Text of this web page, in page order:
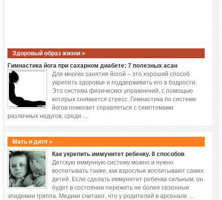
Здоровый образ жизни »
Гимнастика йога при сахарном диабете: 7 полезных асан
Для многих занятия йогой – это хороший способ
укрепить здоровье и поддерживать его в бодрости.
Это система физических упражнений, с помощью
которых снимается стресс. Гимнастика по системе
йогов помогает справляться с симптомами
различных недугов, среди …
Мать и дитя »
Как укрепить иммунитет ребенку. 8 способов
Детскую иммунную систему можно и нужно
воспитывать также, как взрослые воспитывают самих
детей. Если сделать иммунитет ребенка сильным, он
будет в состоянии пережить не болея сезонные
эпидемии гриппа. Медики считают, что у родителей в арсенале …